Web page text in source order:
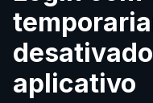
aplicativo